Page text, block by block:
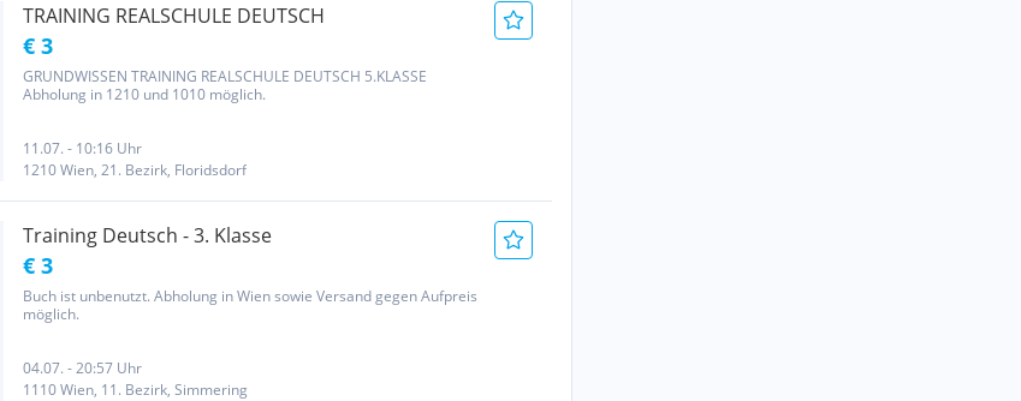
TRAINING REALSCHULE DEUTSCH
€ 3
GRUNDWISSEN TRAINING REALSCHULE DEUTSCH 5.KLASSE
Abholung in 1210 und 1010 möglich.
11.07. - 10:16 Uhr
1210 Wien, 21. Bezirk, Floridsdorf
Training Deutsch - 3. Klasse
€ 3
Buch ist unbenutzt. Abholung in Wien sowie Versand gegen Aufpreis
möglich.
04.07. - 20:57 Uhr
1110 Wien, 11. Bezirk, Simmering